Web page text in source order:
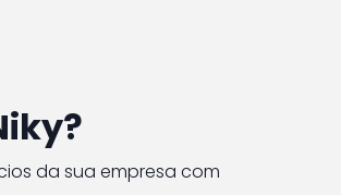
da sua empresa com